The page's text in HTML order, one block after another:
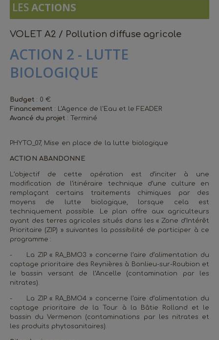
LESACTIONS
VOLET A2 / Pollution diffuse agricole
ACTION 2 - LUTTE
BIOLOGIQUE
Budget : 0 €
Financement : L'Agence de l'Eau et le FEADER
Avancé du projet : Terminé
PHYTO_07, Mise en place de la lutte biologique
ACTION ABANDONNE
L’objectif de cette opération est d’inciter à une
modification de l’itinéraire technique d’une culture en
remplaçant certains traitements chimiques par des
moyens de lutte biologique, lorsque cela est
techniquement possible. Le plan offre aux agriculteurs
ayant des terres agricoles situés dans les « Zone d'Intérêt
Prioritaire (ZIP) » suivantes la possibilité de participer à ce
programme :
-
La ZIP « RA_BMO3 » concerne l’aire d’alimentation du
captage prioritaire des Reynières à Bonlieu-sur-Roubion et
le bassin versant de l’Ancelle (contamination par les
nitrates).
-
La ZIP « RA_BMO4 » concerne l’aire d’alimentation du
captage prioritaire de la Tour à la Bâtie Rolland et le
bassin du Vermenon (contaminations par les nitrates et
les produits phytosanitaires).